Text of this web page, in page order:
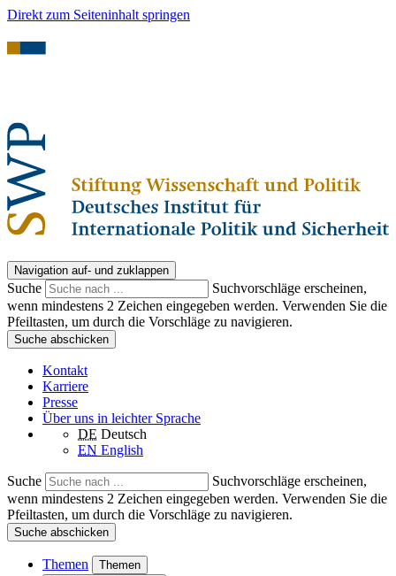
Direkt zum Seiteninhalt springen
Navigation auf- und zuklappen
Suche
Suchvorschläge erscheinen,
wenn mindestens 2 Zeichen eingegeben werden. Verwenden Sie die
Pfeiltasten, um durch die Vorschläge zu navigieren.
Suche abschicken
Kontakt
Karriere
Presse
Über uns in leichter Sprache
DE Deutsch
EN English
Suche
Suchvorschläge erscheinen,
wenn mindestens 2 Zeichen eingegeben werden. Verwenden Sie die
Pfeiltasten, um durch die Vorschläge zu navigieren.
Suche abschicken
Themen
Themen